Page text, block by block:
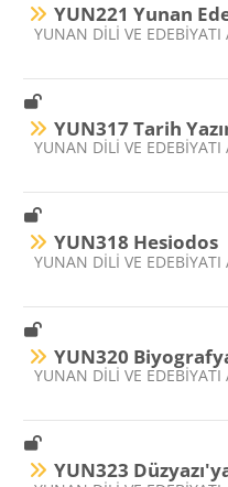
YUN221 Yunan
Ders kategorisi
YUNAN DİLİ VE
YUN317 Tarih
Ders kategorisi
YUNAN DİLİ VE
YUN318 Hesiodos
Ders kategorisi
YUNAN DİLİ VE
YUN320
Ders kategorisi
YUNAN DİLİ VE
YUN323